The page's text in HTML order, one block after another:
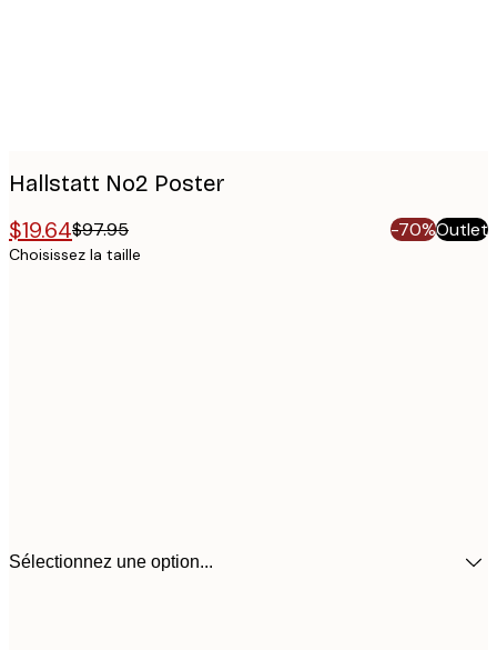
Hallstatt No2 Poster
$19.64$97.95 -70%Outlet
Choisissez la taille
Sélectionnez une option...